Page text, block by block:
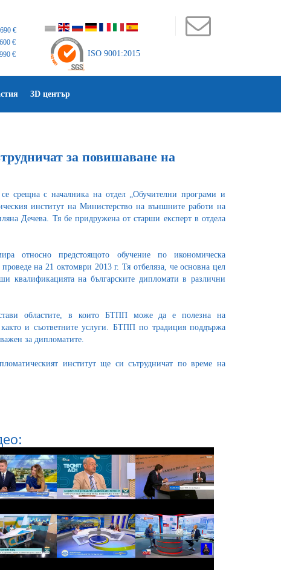
€
€
€ ISO 9001:2015
3D център
за повишаване на
срещна с началника на отдел „Обучителни програми и
институт на Министерство на външните работи на
Дечева. Тя бе придружена от старши експерт в отдела
относно предстоящото обучение по икономическа
на 21 октомври 2013 г. Тя отбеляза, че основна цел
квалификацията на българските дипломати в различни
областите, в които БТПП може да е полезна на
както и съответните услуги. БТПП по традиция поддържа
за дипломатите.
институт ще си сътрудничат по време на